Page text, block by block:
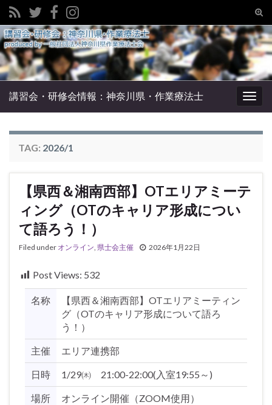
Search for:
講習会・研修会情報：神奈川県・作業療法士
TAG: 2026/1
【県西＆湘南西部】OTエリアミーテ
ィング（OTのキャリア形成につい
て語ろう！）
Filed under オンライン, 県士会主催 2026年1月22日
Post Views: 532
名称
【県西＆湘南西部】OTエリアミーティン
グ（OTのキャリア形成について語ろ
う！）
主催 エリア連携部
日時 1/29㈭ 21:00-22:00(入室19:55～)
場所
オンライン開催（ZOOM使用）